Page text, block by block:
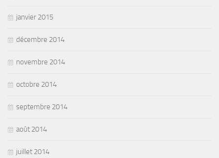
janvier 2015
décembre 2014
novembre 2014
octobre 2014
septembre 2014
août 2014
juillet 2014